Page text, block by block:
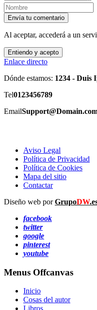
Envía tu comentario
Al aceptar, accederá a un
Entiendo y acepto
Enlace directo
Dónde estamos: 1234 - Duis
Tel0123456789
Email
Aviso Legal
Política de Privacidad
Política de Cookies
Mapa del sitio
Contactar
Diseño web porGrupoDW
facebook
twitter
google
pinterest
youtube
Menus Offcanvas
Inicio
Cosas del autor